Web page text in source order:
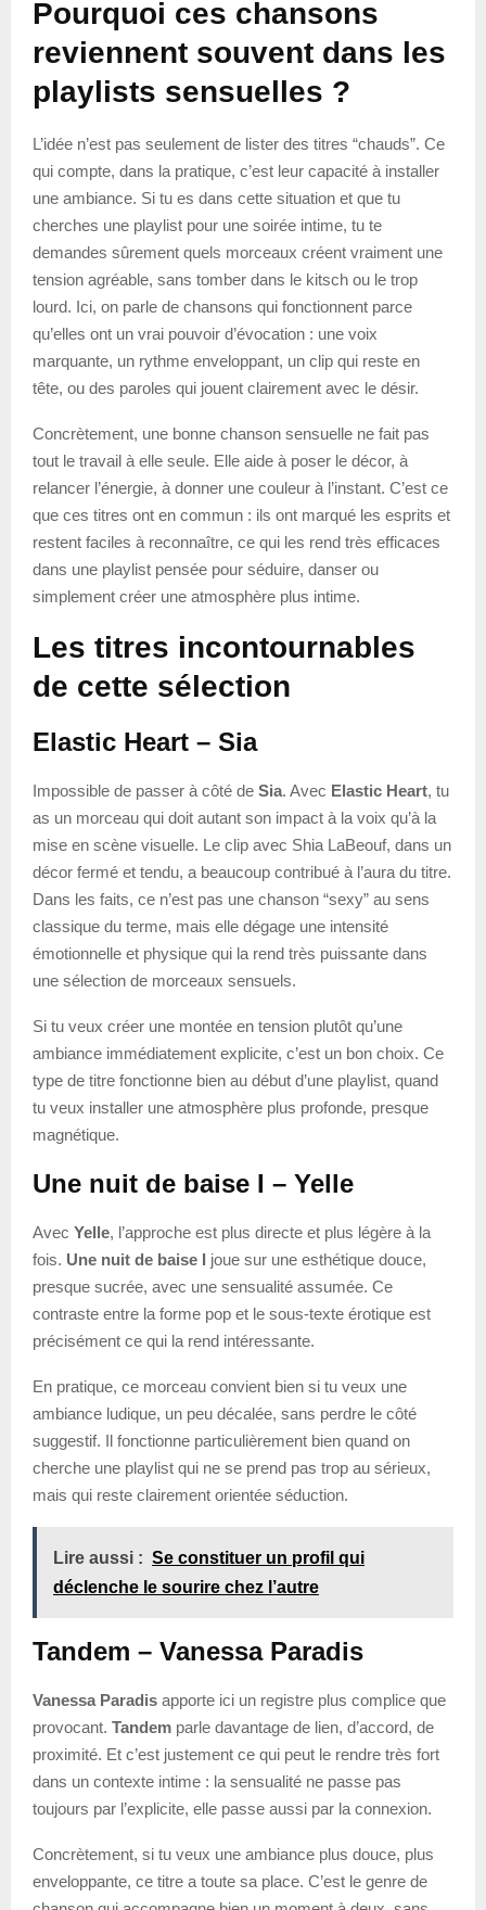
Pourquoi ces chansons
reviennent souvent dans les
playlists sensuelles ?
L’idée n’est pas seulement de lister des titres “chauds”. Ce
qui compte, dans la pratique, c’est leur capacité à installer
une ambiance. Si tu es dans cette situation et que tu
cherches une playlist pour une soirée intime, tu te
demandes sûrement quels morceaux créent vraiment une
tension agréable, sans tomber dans le kitsch ou le trop
lourd. Ici, on parle de chansons qui fonctionnent parce
qu’elles ont un vrai pouvoir d’évocation : une voix
marquante, un rythme enveloppant, un clip qui reste en
tête, ou des paroles qui jouent clairement avec le désir.
Concrètement, une bonne chanson sensuelle ne fait pas
tout le travail à elle seule. Elle aide à poser le décor, à
relancer l’énergie, à donner une couleur à l’instant. C’est ce
que ces titres ont en commun : ils ont marqué les esprits et
restent faciles à reconnaître, ce qui les rend très efficaces
dans une playlist pensée pour séduire, danser ou
simplement créer une atmosphère plus intime.
Les titres incontournables
de cette sélection
Elastic Heart – Sia
Impossible de passer à côté de Sia. Avec Elastic Heart, tu
as un morceau qui doit autant son impact à la voix qu’à la
mise en scène visuelle. Le clip avec Shia LaBeouf, dans un
décor fermé et tendu, a beaucoup contribué à l’aura du titre.
Dans les faits, ce n’est pas une chanson “sexy” au sens
classique du terme, mais elle dégage une intensité
émotionnelle et physique qui la rend très puissante dans
une sélection de morceaux sensuels.
Si tu veux créer une montée en tension plutôt qu’une
ambiance immédiatement explicite, c’est un bon choix. Ce
type de titre fonctionne bien au début d’une playlist, quand
tu veux installer une atmosphère plus profonde, presque
magnétique.
Une nuit de baise I – Yelle
Avec Yelle, l’approche est plus directe et plus légère à la
fois. Une nuit de baise I joue sur une esthétique douce,
presque sucrée, avec une sensualité assumée. Ce
contraste entre la forme pop et le sous-texte érotique est
précisément ce qui la rend intéressante.
En pratique, ce morceau convient bien si tu veux une
ambiance ludique, un peu décalée, sans perdre le côté
suggestif. Il fonctionne particulièrement bien quand on
cherche une playlist qui ne se prend pas trop au sérieux,
mais qui reste clairement orientée séduction.
Lire aussi : Se constituer un profil qui
déclenche le sourire chez l’autre
Tandem – Vanessa Paradis
Vanessa Paradis apporte ici un registre plus complice que
provocant. Tandem parle davantage de lien, d’accord, de
proximité. Et c’est justement ce qui peut le rendre très fort
dans un contexte intime : la sensualité ne passe pas
toujours par l’explicite, elle passe aussi par la connexion.
Concrètement, si tu veux une ambiance plus douce, plus
enveloppante, ce titre a toute sa place. C’est le genre de